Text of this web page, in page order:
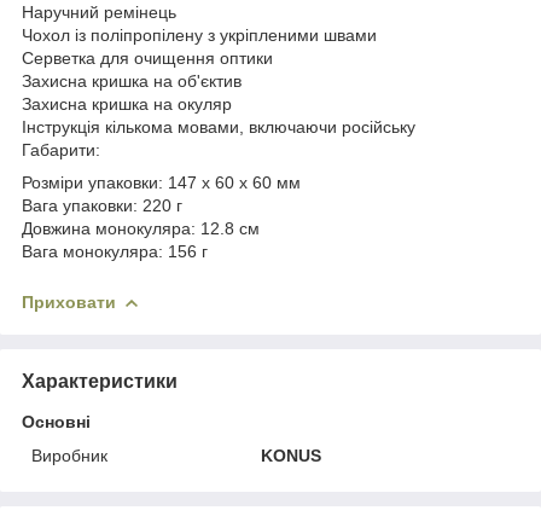
Наручний ремінець
Чохол із поліпропілену з укріпленими швами
Серветка для очищення оптики
Захисна кришка на об'єктив
Захисна кришка на окуляр
Інструкція кількома мовами, включаючи російську
Габарити:
Розміри упаковки: 147 x 60 x 60 мм
Вага упаковки: 220 г
Довжина монокуляра: 12.8 см
Вага монокуляра: 156 г
Приховати
Характеристики
Основні
Виробник
KONUS